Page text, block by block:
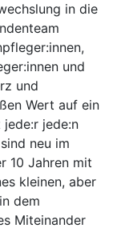
in die
und
und
Wert auf ein
jede:n
neu im
10 Jahren mit
kleinen, aber
dem
Miteinander